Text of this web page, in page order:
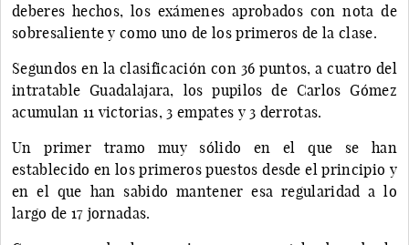
deberes hechos, los exámenes aprobados con nota de
sobresaliente y como uno de los primeros de la clase.
Segundos en la clasificación con 36 puntos, a cuatro del
intratable Guadalajara, los pupilos de Carlos Gómez
acumulan 11 victorias, 3 empates y 3 derrotas.
Un primer tramo muy sólido en el que se han
establecido en los primeros puestos desde el principio y
en el que han sabido mantener esa regularidad a lo
largo de 17 jornadas.